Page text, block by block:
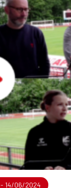
- 14/06/2024